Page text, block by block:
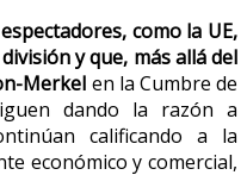
como la UE,
y que, más allá del
Merkel en la Cumbre de
dando la razón a
calificando a la
económico y comercial,